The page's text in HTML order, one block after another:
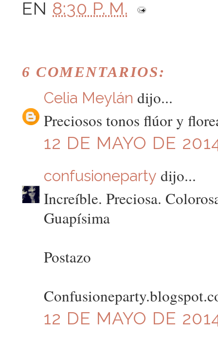
EN 8:30 P. M.
6 COMENTARIOS:
Celia Meylán dijo...
Preciosos tonos flúor y
12 DE MAYO DE
confusioneparty dijo...
Increíble. Preciosa.
Guapísima
Postazo
12 DE MAYO DE